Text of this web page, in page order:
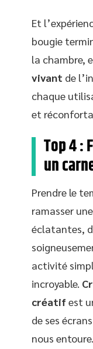
Et
bougie
la chambre,
vivant de
chaque
et
Top 4 :
un
Prendre le
ramasser
éclatantes,
activité
incroyable.
créatifest
de ses
nous entoure.